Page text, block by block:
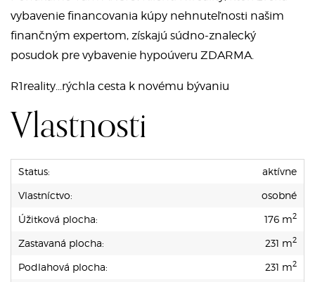
vybavenie financovania kúpy nehnuteľnosti našim
finančným expertom, získajú súdno-znalecký
posudok pre vybavenie hypoúveru ZDARMA.
R1reality...rýchla cesta k novému bývaniu
Vlastnosti
Status:
aktívne
Vlastníctvo:
osobné
Úžitková plocha:
176 m2
Zastavaná plocha: 231 m2
Podlahová plocha: 231 m2